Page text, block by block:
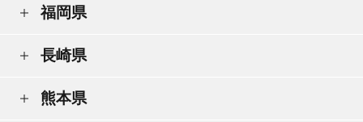
福岡県
長崎県
熊本県